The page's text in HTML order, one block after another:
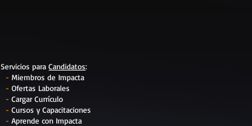
Servicios paraCandidatos:
- Miembros de Impacta
- Ofertas Laborales
- Cargar Currículo
- Cursos y Capacitaciones
- Aprende con Impacta